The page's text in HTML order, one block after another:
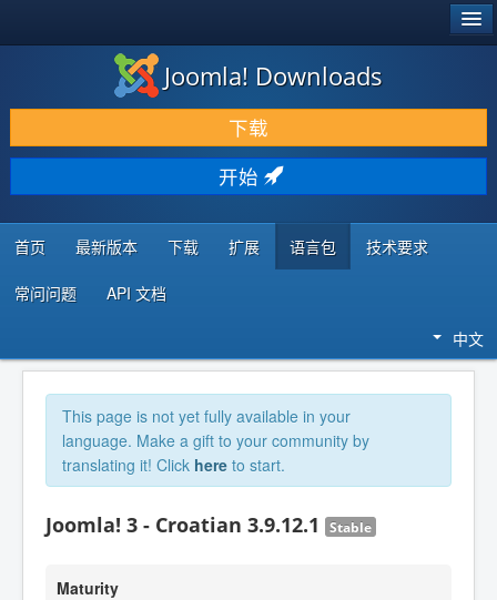
下载 & 扩展
发现 & 学习
社区 & 支持
开发者资源
Joomla! Downloads
下载
开始
首页 最新版本 下载 扩展 语言包 技术要求
常问问题 API 文档
中文
This page is not yet fully available in your
language. Make a gift to your community by
translating it! Click here to start.
Joomla! 3 - Croatian 3.9.12.1 Stable
Maturity